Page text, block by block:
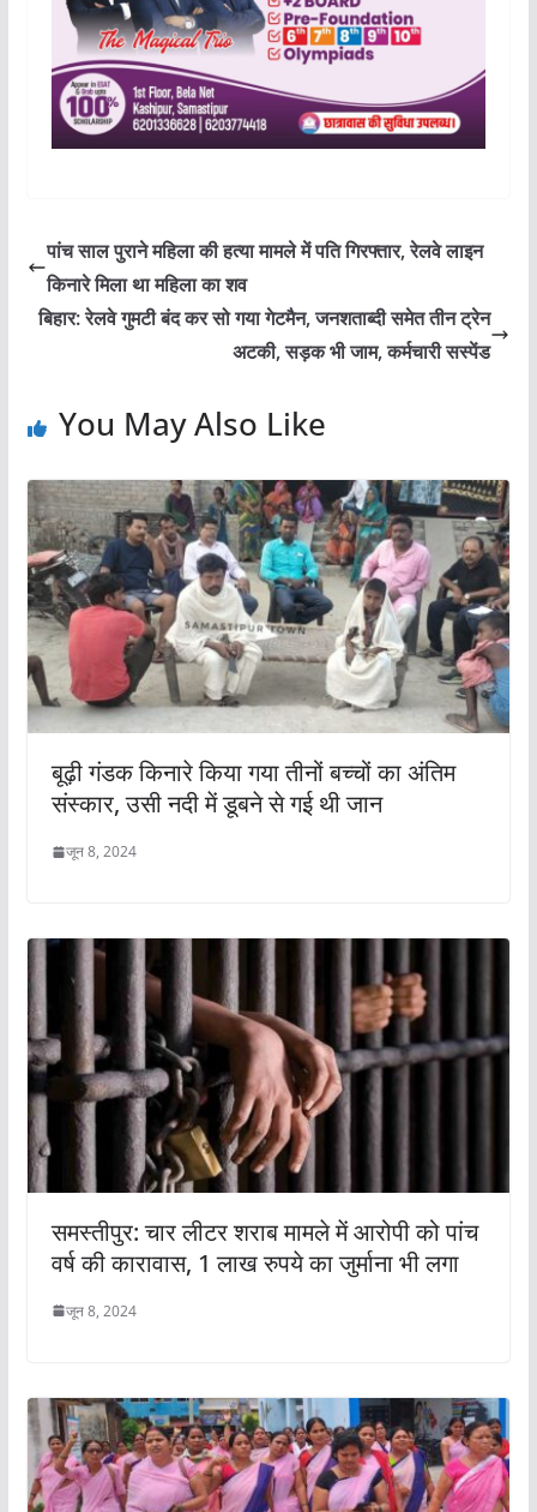
पांच साल पुराने महिला की हत्या मामले में पति गिरफ्तार, रेलवे लाइन
किनारे मिला था महिला का शव
बिहार: रेलवे गुमटी बंद कर सो गया गेटमैन, जनशताब्दी समेत तीन ट्रेन
अटकी, सड़क भी जाम, कर्मचारी सस्पेंड
You May Also Like
बूढ़ी गंडक किनारे किया गया तीनों बच्चों का अंतिम
संस्कार, उसी नदी में डूबने से गई थी जान
जून 8, 2024
समस्तीपुर: चार लीटर शराब मामले में आरोपी को पांच
वर्ष की कारावास, 1 लाख रुपये का जुर्माना भी लगा
जून 8, 2024